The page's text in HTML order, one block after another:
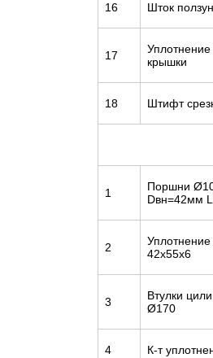
16 Шток
17
крышки
18 Штифт
1
Поршни
Dвн=42мм
2
42х55х6
3
Втулки
Ø170
4 К-т